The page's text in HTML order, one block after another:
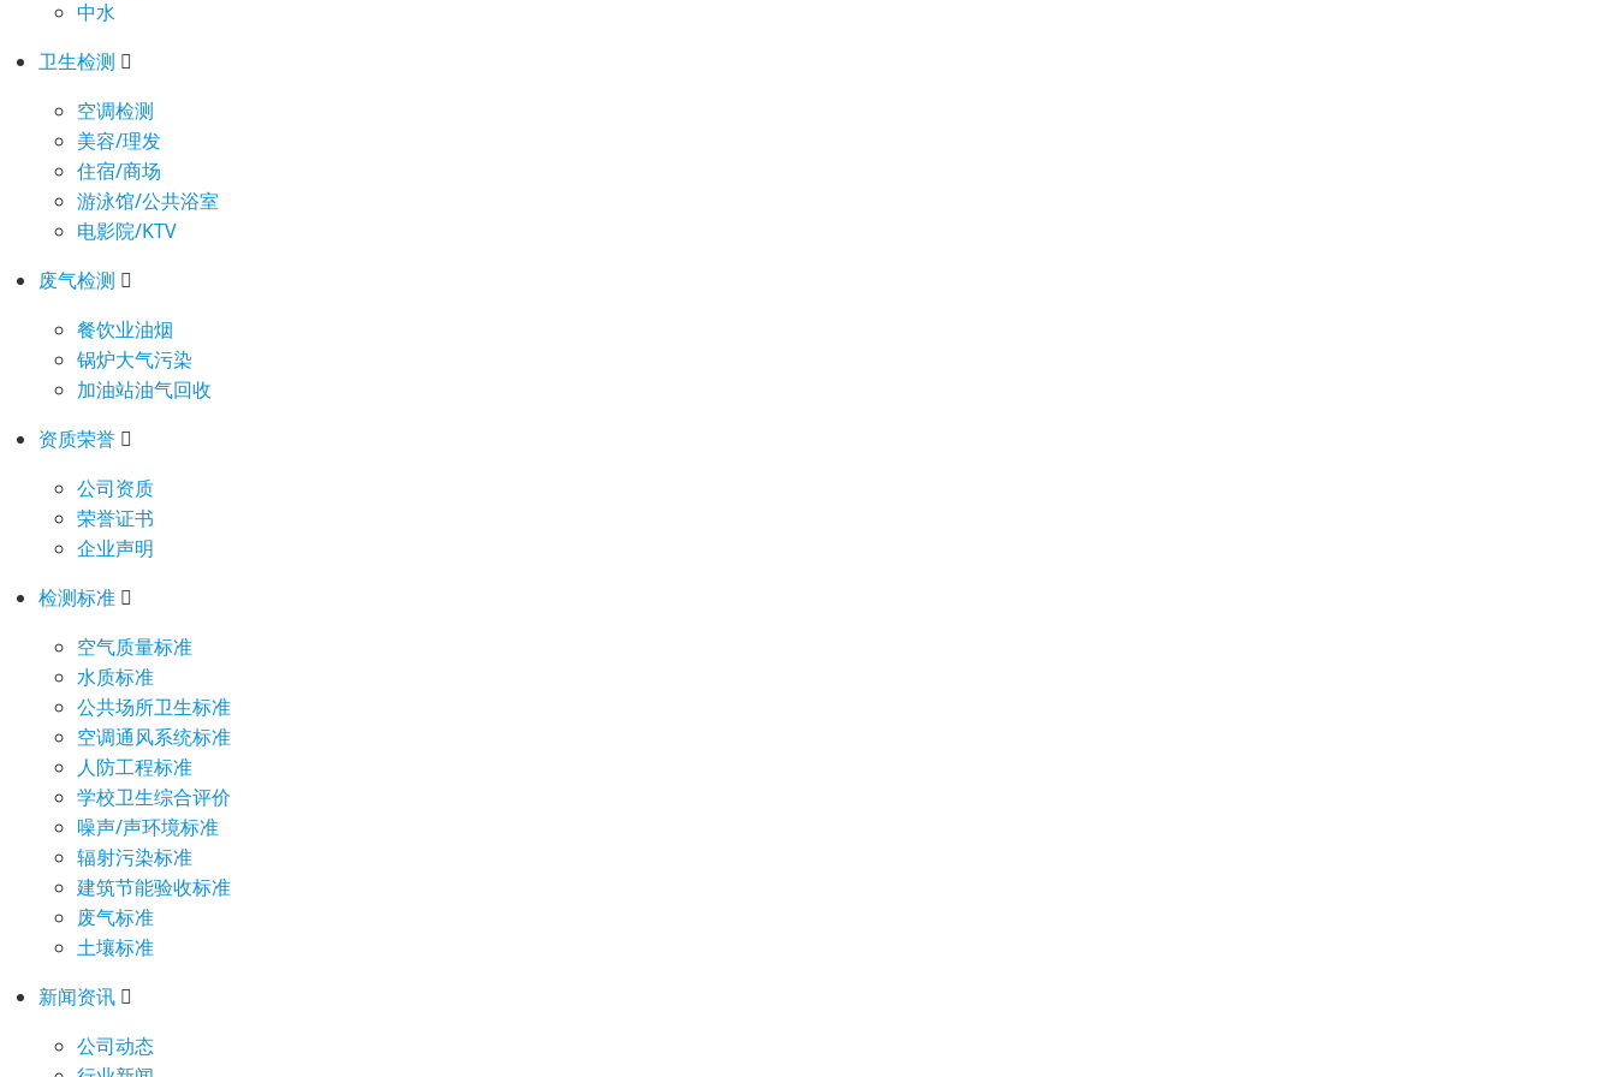
中水
卫生检测
空调检测
美容/理发
住宿/商场
游泳馆/公共浴室
电影院/KTV
废气检测
餐饮业油烟
锅炉大气污染
加油站油气回收
资质荣誉
公司资质
荣誉证书
企业声明
检测标准
空气质量标准
水质标准
公共场所卫生标准
空调通风系统标准
人防工程标准
学校卫生综合评价
噪声/声环境标准
辐射污染标准
建筑节能验收标准
废气标准
土壤标准
新闻资讯
公司动态